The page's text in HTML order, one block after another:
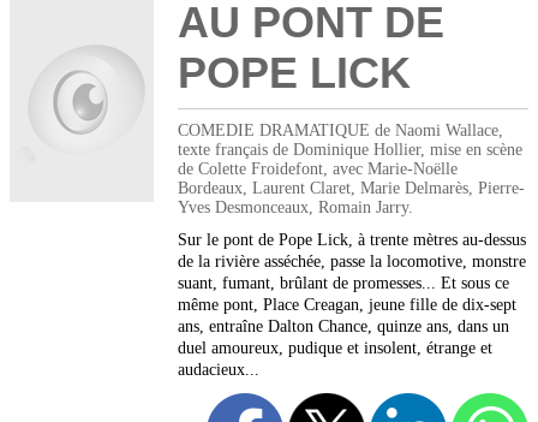
AU PONT DE
POPE LICK
COMEDIE DRAMATIQUE de Naomi Wallace,
texte français de Dominique Hollier, mise en scène
de Colette Froidefont, avec Marie-Noëlle
Bordeaux, Laurent Claret, Marie Delmarès, Pierre-
Yves Desmonceaux, Romain Jarry.
Sur le pont de Pope Lick, à trente mètres au-dessus
de la rivière asséchée, passe la locomotive, monstre
suant, fumant, brûlant de promesses... Et sous ce
même pont, Place Creagan, jeune fille de dix-sept
ans, entraîne Dalton Chance, quinze ans, dans un
duel amoureux, pudique et insolent, étrange et
audacieux...